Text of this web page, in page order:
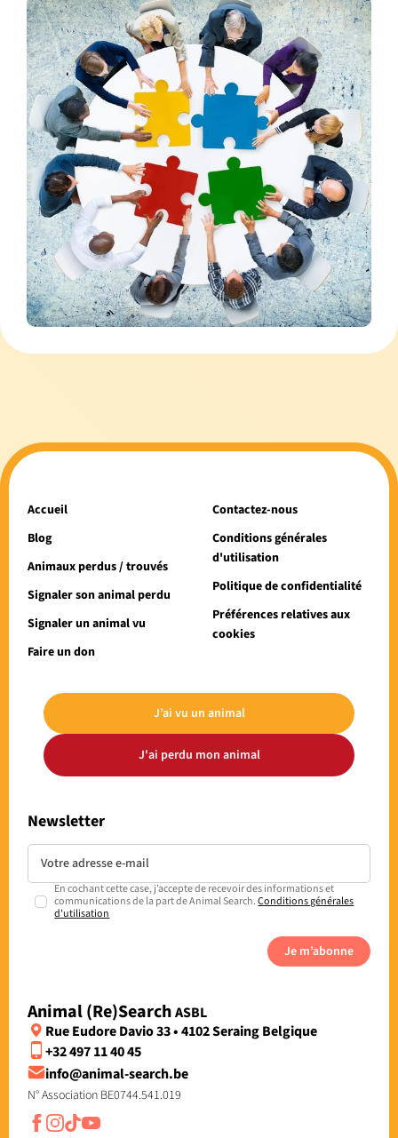
Animal (Re)SearchASBL
Rue Eudore Davio 33 • 4102 Seraing Belgique
+32 497 11 40 45
info@animal-search.be
N° Association BE0744.541.019
Accueil
Blog
Animaux perdus / trouvés
Signaler son animal perdu
Signaler un animal vu
Faire un don
Contactez-nous
Conditions générales
d'utilisation
Politique de confidentialité
Préférences relatives aux
cookies
J’ai vu un animal
J'ai perdu mon animal
Newsletter
En cochant cette case, j’accepte de recevoir des informations et
communications de la part de Animal Search.Conditions générales
d'utilisation
Je m’abonne